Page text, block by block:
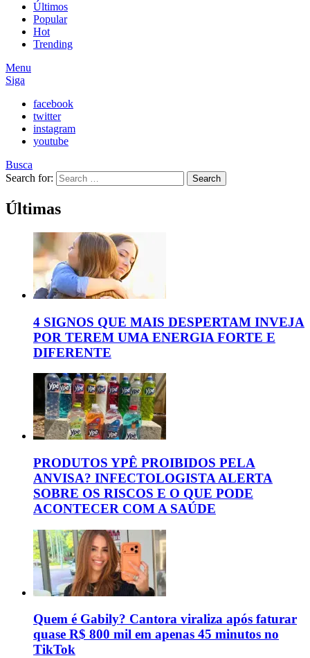
Últimos
Popular
Hot
Trending
Menu
Siga
facebook
twitter
instagram
youtube
Busca
Search for:
Search
Últimas
4 SIGNOS QUE MAIS DESPERTAM INVEJA
POR TEREM UMA ENERGIA FORTE E
DIFERENTE
PRODUTOS YPÊ PROIBIDOS PELA
ANVISA? INFECTOLOGISTA ALERTA
SOBRE OS RISCOS E O QUE PODE
ACONTECER COM A SAÚDE
Quem é Gabily? Cantora viraliza após faturar
quase R$ 800 mil em apenas 45 minutos no
TikTok